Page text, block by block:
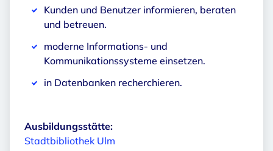
Kunden und Benutzer informieren, beraten
und betreuen.
moderne Informations- und
Kommunikationssysteme einsetzen.
in Datenbanken recherchieren.
Ausbildungsstätte:
Stadtbibliothek Ulm